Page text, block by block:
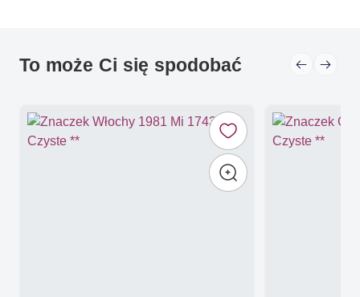
To może Ci się spodobać